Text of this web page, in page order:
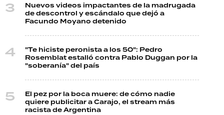
Nuevos videos impactantes de la madrugada
de descontrol y escándalo que dejó a
Facundo Moyano detenido
"Te hiciste peronista a los 50": Pedro
Rosemblat estalló contra Pablo Duggan por la
"soberanía" del país
El pez por la boca muere: de cómo nadie
quiere publicitar a Carajo, el stream más
racista de Argentina